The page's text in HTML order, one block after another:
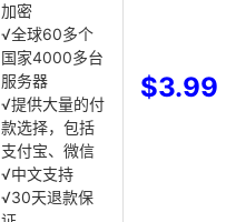
加密
√全球60多个
国家4000多台
服务器
√提供大量的付
款选择，包括
支付宝、微信
√中文支持
√30天退款保
$3.99